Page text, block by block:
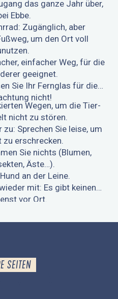
das ganze Jahr über,
Ebbe.
Zugänglich, aber
um den Ort voll
einfacher Weg, für die
geeignet.
Sie Ihr Fernglas für die
nicht!
Wegen, um die Tier-
nicht zu stören.
Sprechen Sie leise, um
erschrecken.
Sie nichts (Blumen,
Äste…).
an der Leine.
mit: Es gibt keinen
vor Ort.
erreichen.
SEITEN